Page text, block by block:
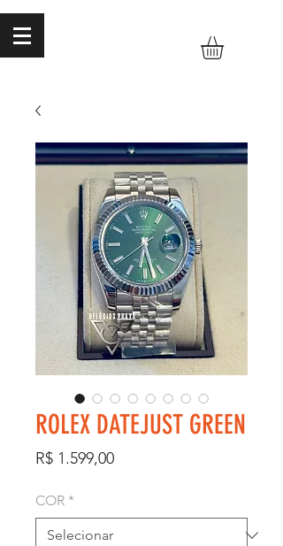
ROLEX DATEJUST GREEN
R$ 1.599,00Preço
COR *